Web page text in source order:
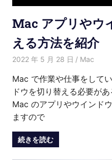
Mac アプリやウ
える方法を紹介
2022 年 5 月 28 日 Kenny
Mac
Mac で作業や仕事をして
ドウを切り替える必要が
Mac のアプリやウインド
ますので
続きを読む